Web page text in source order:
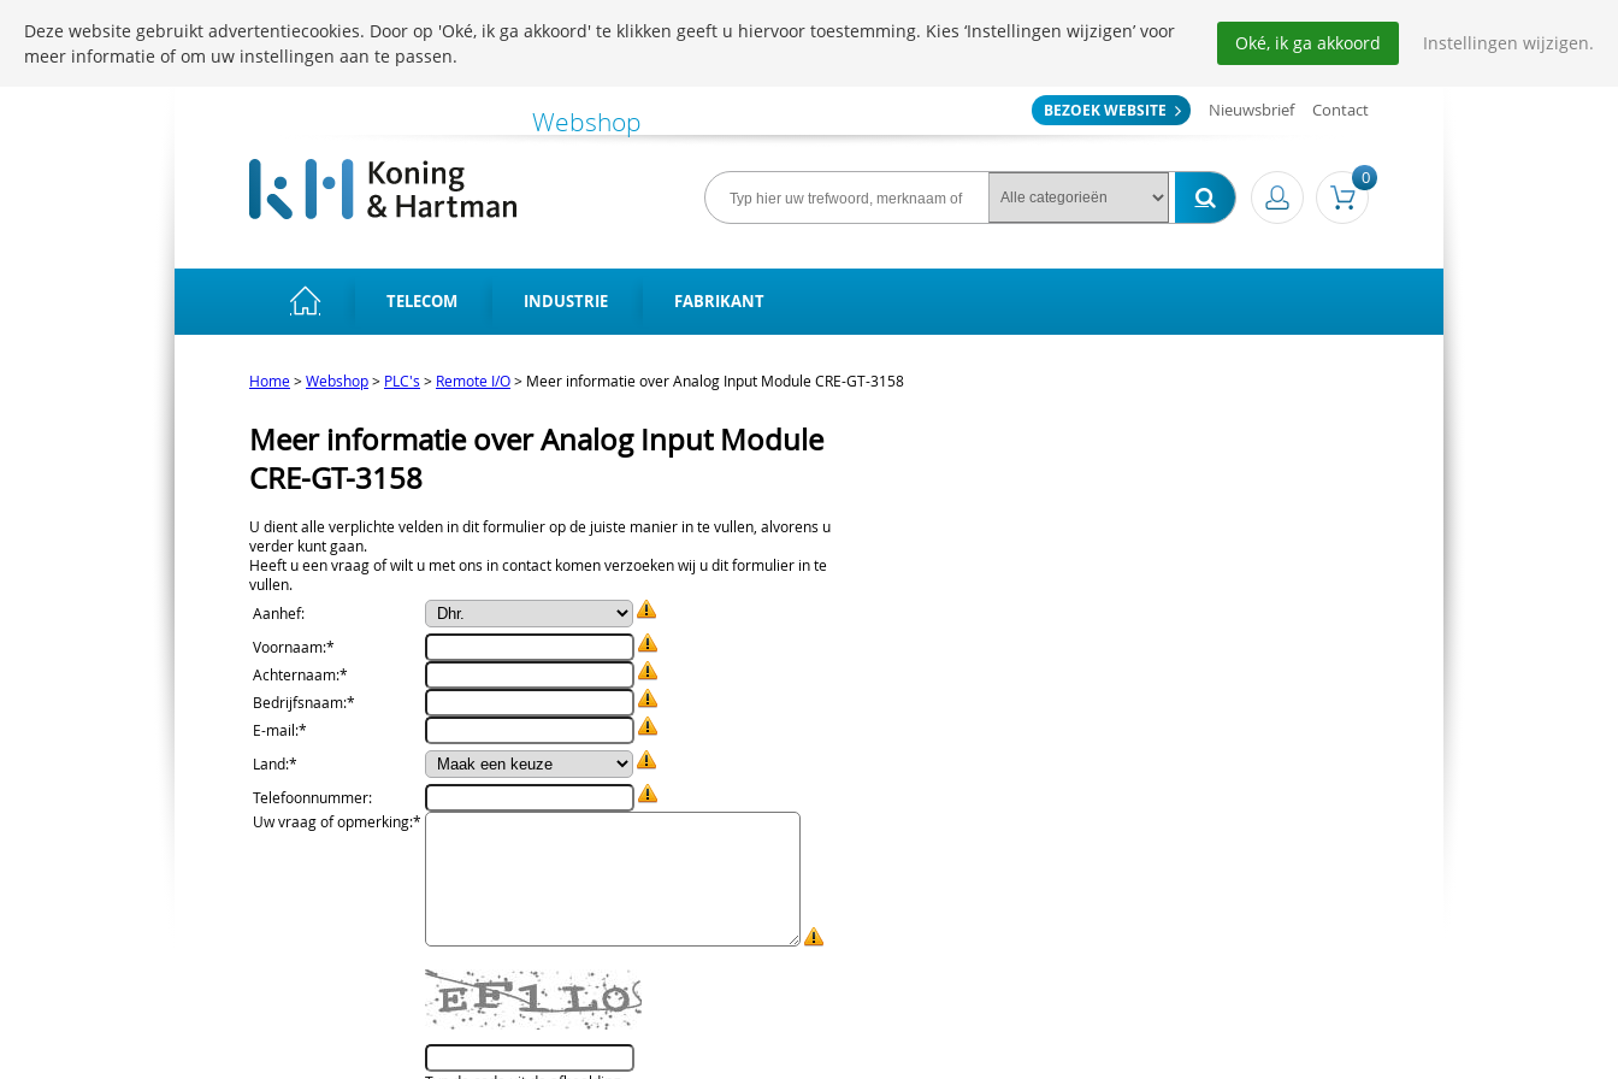
BEZOEK WEBSITE Nieuwsbrief Contact
0
TELECOM INDUSTRIE FABRIKANT
Home>Webshop> PLC's > Remote I/O> Meer informatie over Analog Input Module CRE-GT-3158
Meer informatie over Analog Input Module
CRE-GT-3158
U dient alle verplichte velden in dit formulier op de juiste manier in te vullen, alvorens u
verder kunt gaan.
Heeft u een vraag of wilt u met ons in contact komen verzoeken wij u dit formulier in te
vullen.
Aanhef:
Voornaam:*
Achternaam:*
Bedrijfsnaam:*
E-mail:*
Land:*
Telefoonnummer:
Uw vraag of opmerking:*
Deze website gebruikt advertentiecookies. Door op 'Oké, ik ga akkoord' te klikken geeft u hiervoor toestemming. Kies ‘Instellingen wijzigen’ voor
meer informatie of om uw instellingen aan te passen.
Oké, ik ga akkoord Instellingen wijzigen.